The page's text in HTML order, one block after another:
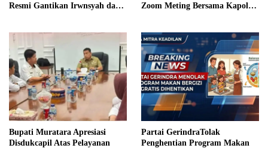
Resmi Gantikan Irwnsyah dari
Zoom Meting Bersama Kapolres
Bupati Muratara Apresiasi
Disdukcapil Atas Pelayanan
Partai GerindraTolak
Penghentian Program Makan